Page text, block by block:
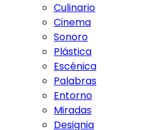
Culinario
Cinema
Sonoro
Plástica
Escénica
Palabras
Entorno
Miradas
Designia